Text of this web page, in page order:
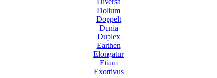
Dolium
Doppelt
Dunia
Duplex
Earthen
Elongatur
Etiam
Exortivus